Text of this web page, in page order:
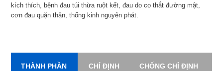
kích thích, bệnh đau túi thừa ruột kết, đau do co thắt đường mật,
cơn đau quặn thận, thống kinh nguyên phát.
THÀNH PHẦN CHỈ ĐỊNH CHỐNG CHỈ ĐỊNH